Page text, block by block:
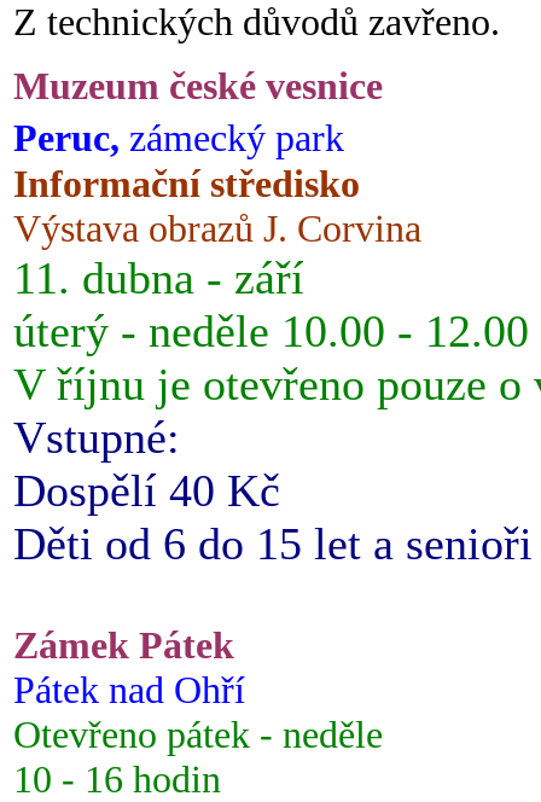
Z technických důvodů zavřeno.
Muzeum české vesnice
Peruc, zámecký park
Informační středisko
Výstava obrazů J. Corvina
11. dubna - září
úterý - neděle 10.00 -
V říjnu je otevřeno pouze o
Vstupné:
Dospělí 40 Kč
Děti od 6 do 15 let a
Zámek Pátek
Pátek nad Ohří
Otevřeno pátek - neděle
10 - 16 hodin